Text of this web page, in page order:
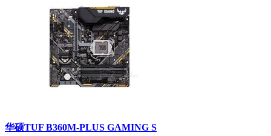
华硕TUF B360M-PLUS GAMING S